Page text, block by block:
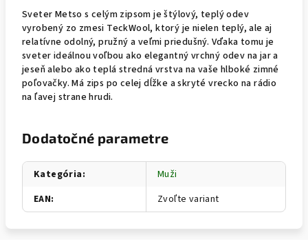
Sveter Metso s celým zipsom je štýlový, teplý odev
vyrobený zo zmesi TeckWool, ktorý je nielen teplý, ale aj
relatívne odolný, pružný a veľmi priedušný. Vďaka tomu je
sveter ideálnou voľbou ako elegantný vrchný odev na jar a
jeseň alebo ako teplá stredná vrstva na vaše hlboké zimné
poľovačky. Má zips po celej dĺžke a skryté vrecko na rádio
na ľavej strane hrudi.
Dodatočné parametre
Kategória:
Muži
EAN: Zvoľte variant